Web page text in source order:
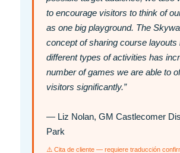
to encourage visitors to think of
as one big playground. The
concept of sharing course layouts
different types of activities has
number of games we are able to
visitors significantly.”
— Liz Nolan, GM Castlecomer
Park
⚠️ Cita de cliente — requiere traducción